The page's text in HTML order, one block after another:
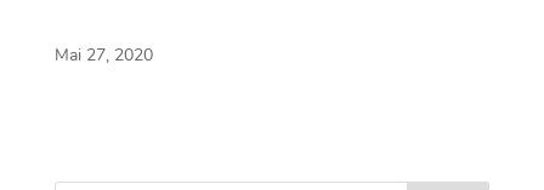
Mai 27, 2020